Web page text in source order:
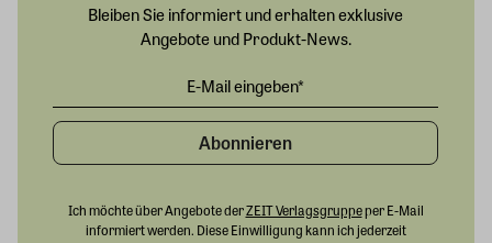
Bleiben Sie informiert und erhalten exklusive
Angebote und Produkt-News.
Abonnieren
Ich möchte über Angebote derZEIT Verlagsgruppeper E-Mail
informiert werden. Diese Einwilligung kann ich jederzeit